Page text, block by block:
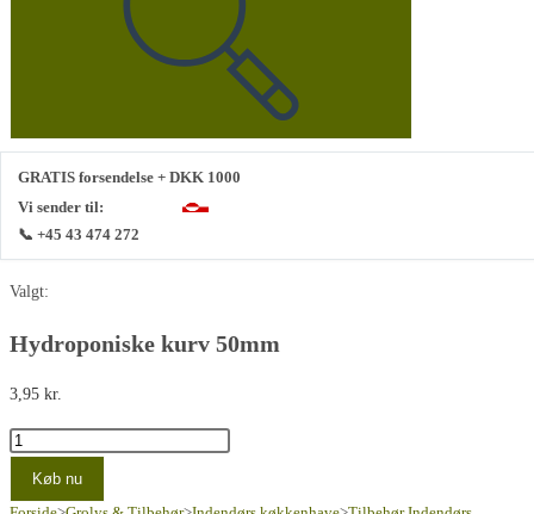
GRATIS forsendelse + DKK 1000
Vi sender til:
📞 +45 43 474 272
Valgt:
Hydroponiske kurv 50mm
3,95 kr.
Hydroponiske
kurv
50mm
Køb nu